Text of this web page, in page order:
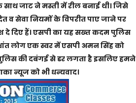
जाट ने मस्ती में रील बनाई थी। जिसे
व सेवा नियमों के विपरीत पाए जाने पर
दे दिए हैं। एसपी का यह सख्त कदम पुलिस
लोग एक स्वर में एसपी अमन सिंह को
की दबंगई से डर लगता है इसलिए हमने
न्यूज को भी धन्यवाद।